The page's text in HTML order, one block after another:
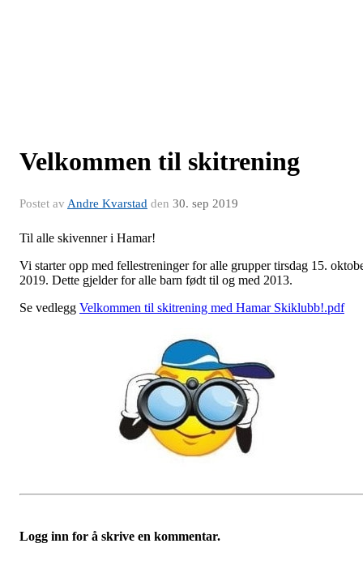
Velkommen til skitrening
Postet av Andre Kvarstad den 30. sep 2019
Til alle skivenner i Hamar!
Vi starter opp med fellestreninger for alle grupper tirsdag 15.
2019. Dette gjelder for alle barn født til og med 2013.
Se vedlegg Velkommen til skitrening med Hamar Skiklubb!.pdf
Logg inn for å skrive en kommentar.